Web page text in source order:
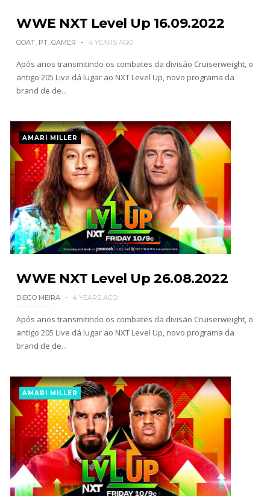
VITÓRIA DRAMÁTICA E ATAQUE DESTRUTIVO NO
RAW: Je'Von Evans supera Ethan Page mas é
abalroado por Big Cass
Unknown- Aug 04 2026
Heavyweight Championship
Unknown -Aug 04 2026
WWE: Possível adversário de Roman Reigns no
México revelado
SCSA867-Aug 07 2026
Agente livre de peso: Kairi Sane revela inúmeras
propostas após saída da WWE e pondera o
próximo passo
SCSA867-Aug 07 2026
WWE: Regresso de Stephanie Vaquer foi adiado
por várias semanas
ESTAGNAÇÃO NO MAIN EVENT? Triple H
responde a críticas e deixa aviso claro aos
lutadores da WWE
Unknown-Aug 06 2026
WWE NXT Level Up 16.09.2022
GOAT_PT_GAMER 4 YEARS AGO
Após anos transmitindo os combates da divisão Cruiserweight, o
antigo 205 Live dá lugar ao NXT Level Up, novo programa da
brand de de...
AMARI MILLER
WWE NXT Level Up 26.08.2022
DIEGO MEIRA 4 YEARS AGO
Após anos transmitindo os combates da divisão Cruiserweight, o
antigo 205 Live dá lugar ao NXT Level Up, novo programa da
brand de de...
AMARI MILLER